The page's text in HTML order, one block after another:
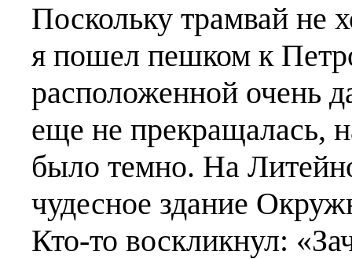
Поскольку трамвай не
я пошел пешком к
расположенной очень
еще не прекращалась,
было темно. На
чудесное здание
Кто-то воскликнул: